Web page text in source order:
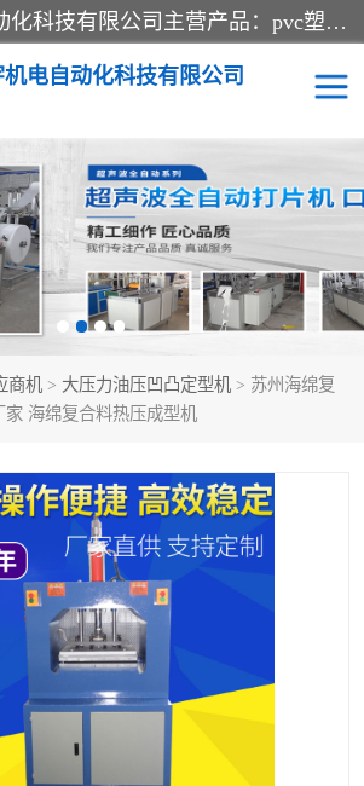
常州联宇机电自动化科技有限公司主营产品：pvc塑料焊机、高频热合机、软膜天花压边机、服装布料凹凸压花机、布料3d压印设备、服装植胶设备、超声波布料花边机、无纺布热合机、全自动压花机。
电自动化科技有限公司
商机 > 大压力油压凹凸定型机 > 苏州海绵复
海绵复合料热压成型机
花模具 超声波热合机
超声波花边机
凹凸压花机压标机
双头服装凹凸压花机
自动超声波打片成型机
海绵产品成型机